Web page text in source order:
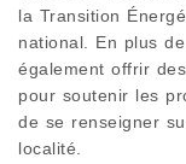
la Transition
national. En plus
également offrir
pour soutenir les
de se renseigner
localité.